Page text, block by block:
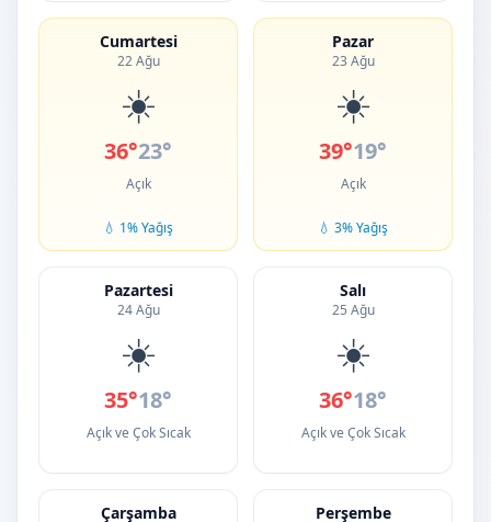
Cumartesi
22 Ağu
☀️
36°23°
Açık
💧 1% Yağış
Pazar
23 Ağu
☀️
39°19°
Açık
💧 3% Yağış
Pazartesi
24 Ağu
☀️
35°18°
Açık ve Çok Sıcak
Salı
25 Ağu
☀️
36°18°
Açık ve Çok Sıcak
Çarşamba Perşembe